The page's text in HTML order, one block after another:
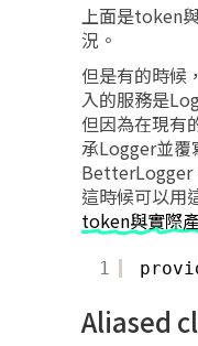
上面是token
況。
但是有的時候
入的服務是
但因為在現有
承Logger並覆
BetterLogger
這時候可以用
token與實際
1
Aliased